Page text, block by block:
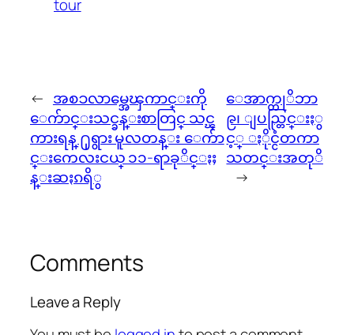
tour
← အစၥလာမ္အေၾကာင္းကို
ေက်ာင္းသင္ခန္းစာတြင္ သင္ၾ
ကားရန္ ႐ုရွား မူလတန္း ေက်ာ
င္းကေလးငယ္ ၁၁-ရာခုိင္ႏႈ
န္းဆႏၵရိွ
ေအာက္တုိဘာ
၉၊ ျပည္တြင္းႏွ
င့္ ႏိုင္ငံတကာ
သတင္းအတုိ
→
Comments
Leave a Reply